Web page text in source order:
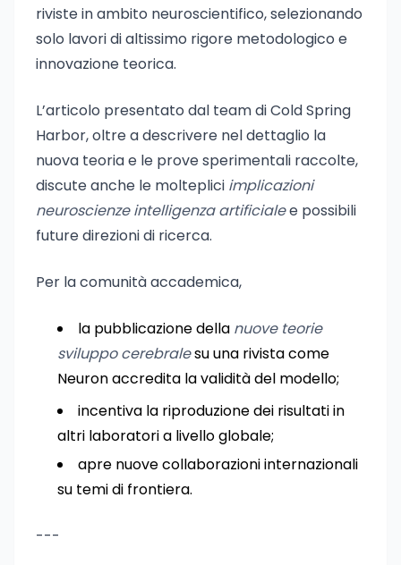
riviste in ambito neuroscientifico, selezionando
solo lavori di altissimo rigore metodologico e
innovazione teorica.
L’articolo presentato dal team di Cold Spring
Harbor, oltre a descrivere nel dettaglio la
nuova teoria e le prove sperimentali raccolte,
discute anche le molteplici implicazioni
neuroscienze intelligenza artificialee possibili
future direzioni di ricerca.
Per la comunità accademica,
la pubblicazione della nuove teorie
sviluppo cerebralesu una rivista come
Neuron accredita la validità del modello;
incentiva la riproduzione dei risultati in
altri laboratori a livello globale;
apre nuove collaborazioni internazionali
su temi di frontiera.
---